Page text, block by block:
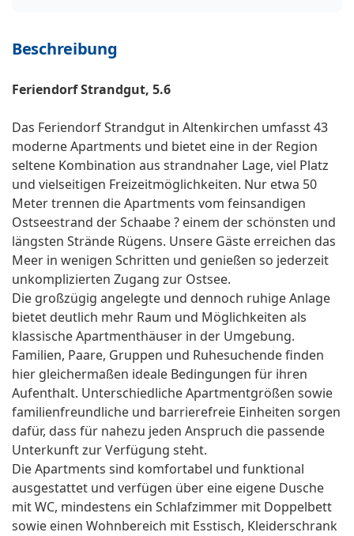
Beschreibung
Feriendorf Strandgut, 5.6
Das Feriendorf Strandgut in Altenkirchen umfasst 43
moderne Apartments und bietet eine in der Region
seltene Kombination aus strandnaher Lage, viel Platz
und vielseitigen Freizeitmöglichkeiten. Nur etwa 50
Meter trennen die Apartments vom feinsandigen
Ostseestrand der Schaabe ? einem der schönsten und
längsten Strände Rügens. Unsere Gäste erreichen das
Meer in wenigen Schritten und genießen so jederzeit
unkomplizierten Zugang zur Ostsee.
Die großzügig angelegte und dennoch ruhige Anlage
bietet deutlich mehr Raum und Möglichkeiten als
klassische Apartmenthäuser in der Umgebung.
Familien, Paare, Gruppen und Ruhesuchende finden
hier gleichermaßen ideale Bedingungen für ihren
Aufenthalt. Unterschiedliche Apartmentgrößen sowie
familienfreundliche und barrierefreie Einheiten sorgen
dafür, dass für nahezu jeden Anspruch die passende
Unterkunft zur Verfügung steht.
Die Apartments sind komfortabel und funktional
ausgestattet und verfügen über eine eigene Dusche
mit WC, mindestens ein Schlafzimmer mit Doppelbett
sowie einen Wohnbereich mit Esstisch, Kleiderschrank